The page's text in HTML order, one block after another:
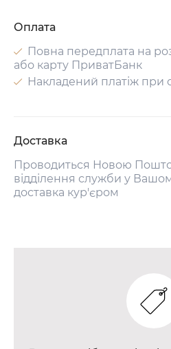
Оплата
Повна передплата на
або карту ПриватБанк
Накладений платіж при
Доставка
Проводиться Новою
відділення служби у
доставка кур'єром